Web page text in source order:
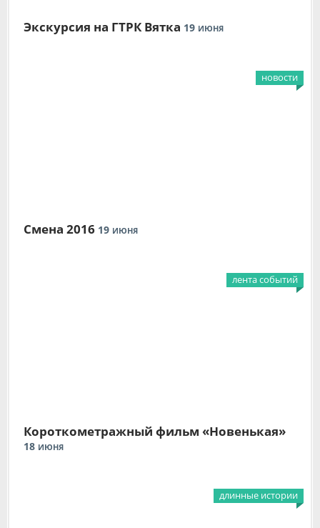
Экскурсия на ГТРК Вятка 19 ИЮНЯ
новости
Смена 2016 19 ИЮНЯ
лента событий
Короткометражный фильм «Новенькая»
18 ИЮНЯ
длинные истории